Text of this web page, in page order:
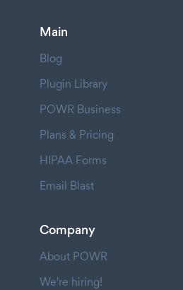
Main
Blog
Plugin Library
POWR Business
Plans & Pricing
HIPAA Forms
Email Blast
Company
About POWR
We're hiring!